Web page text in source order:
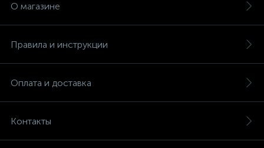
О магазине
Правила и инструкции
Оплата и доставка
Контакты